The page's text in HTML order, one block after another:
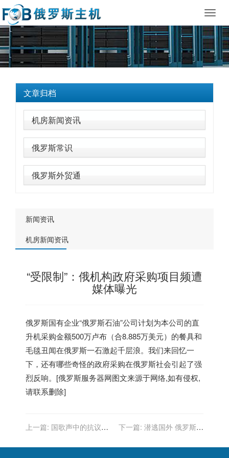
文章归档
机房新闻资讯
俄罗斯常识
俄罗斯外贸通
新闻资讯
机房新闻资讯
“受限制”：俄机构政府采购项目频遭
媒体曝光
俄罗斯国有企业“俄罗斯石油”公司计划为本公司的直
升机采购金额500万卢布（合8.885万美元）的餐具和
毛毯丑闻在俄罗斯一石激起千层浪。我们来回忆一
下，还有哪些奇怪的政府采购在俄罗斯社会引起了强
烈反响。[俄罗斯服务器网图文来源于网络,如有侵权,
请联系删除]
上一篇: 国歌声中的抗议：
下一篇: 潜逃国外 俄罗斯腐